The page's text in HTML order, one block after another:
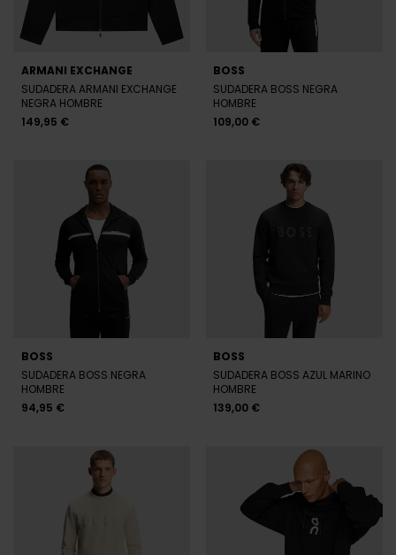
ARMANI EXCHANGE
SUDADERA ARMANI EXCHANGE
NEGRA HOMBRE
149,95 €
BOSS
SUDADERA BOSS NEGRA
HOMBRE
109,00 €
BOSS
SUDADERA BOSS NEGRA
HOMBRE
94,95 €
BOSS
SUDADERA BOSS AZUL MARINO
HOMBRE
139,00 €